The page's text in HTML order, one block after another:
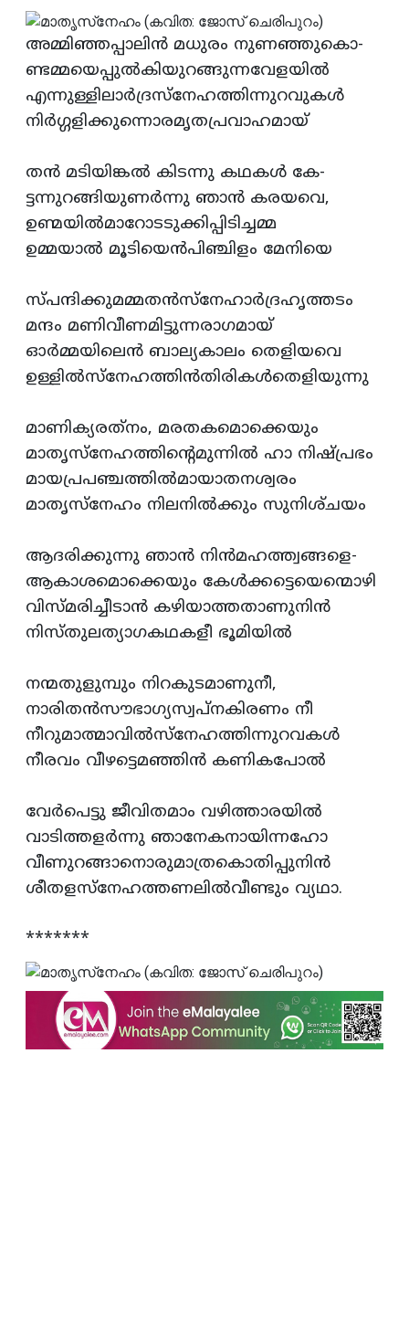
അമ്മിഞ്ഞപ്പാലിന്‍ മധുരം നുണഞ്ഞുകൊ-
ണ്ടമ്മയെപ്പുല്‍കിയുറങ്ങുന്നവേളയില്‍
എന്നുള്ളിലാര്‍ദ്രസ്‌നേഹത്തിന്നുറവുകള്‍
നിര്‍ഗ്ഗളിക്കുന്നൊരമൃതപ്രവാഹമായ്‌
തന്‍ മടിയിങ്കല്‍ കിടന്നു കഥകള്‍ കേ-
ട്ടന്നുറങ്ങിയുണര്‍ന്നു ഞാന്‍ കരയവെ,
ഉണ്മയില്‍മാറോടടുക്കിപ്പിടിച്ചമ്മ
ഉമ്മയാല്‍ മൂടിയെന്‍പിഞ്ചിളം മേനിയെ
സ്‌പന്ദിക്കുമമ്മതന്‍സ്‌നേഹാര്‍ദ്രഹൃത്തടം
മന്ദം മണിവീണമിട്ടുന്നരാഗമായ്‌
ഓര്‍മ്മയിലെന്‍ ബാല്യകാലം തെളിയവെ
ഉള്ളില്‍സ്‌നേഹത്തിന്‍തിരികള്‍തെളിയുന്നു
മാണിക്യരത്‌നം, മരതകമൊക്കെയും
മാതൃസ്‌നേഹത്തിന്റെമുന്നില്‍ ഹാ നിഷ്‌പ്രഭം
മായപ്രപഞ്ചത്തില്‍മായാതനശ്വരം
മാതൃസ്‌നേഹം നിലനില്‍ക്കും സുനിശ്‌ചയം
ആദരിക്കുന്നു ഞാന്‍ നിന്‍മഹത്ത്വങ്ങളെ-
ആകാശമൊക്കെയും കേള്‍ക്കട്ടെയെന്മൊഴി
വിസ്‌മരിച്ചീടാന്‍ കഴിയാത്തതാണുനിന്‍
നിസ്‌തുലത്യാഗകഥകളീ ഭൂമിയില്‍
നന്മതുളുമ്പും നിറകുടമാണുനീ,
നാരിതന്‍സൗഭാഗ്യസ്വപ്‌നകിരണം നീ
നീറുമാത്മാവില്‍സ്‌നേഹത്തിന്നുറവകള്‍
നീരവം വീഴട്ടെമഞ്ഞിന്‍ കണികപോല്‍
വേര്‍പെട്ടു ജീവിതമാം വഴിത്താരയില്‍
വാടിത്തളര്‍ന്നു ഞാനേകനായിന്നഹോ
വീണുറങ്ങാനൊരുമാത്രകൊതിപ്പുനിന്‍
ശീതളസ്‌നേഹത്തണലില്‍വീണ്ടും വ്യഥാ.
*******